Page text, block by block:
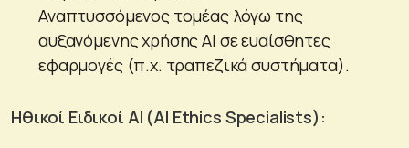
Αναπτυσσόμενος τομέας λόγω της
αυξανόμενης χρήσης AI σε ευαίσθητες
εφαρμογές (π.χ. τραπεζικά συστήματα).
Ηθικοί Ειδικοί AI (AI Ethics Specialists):